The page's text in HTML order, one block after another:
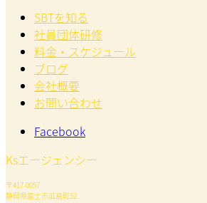
SBTを知る
社員団体研修
料金・スケジュール
ブログ
会社概要
お問い合わせ
Facebook
Ksエージェンシー
〒417-0057
静岡県富士市瓜島町52